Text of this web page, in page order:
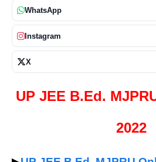
WhatsApp
Instagram
X
UP JEE B.Ed.
2022